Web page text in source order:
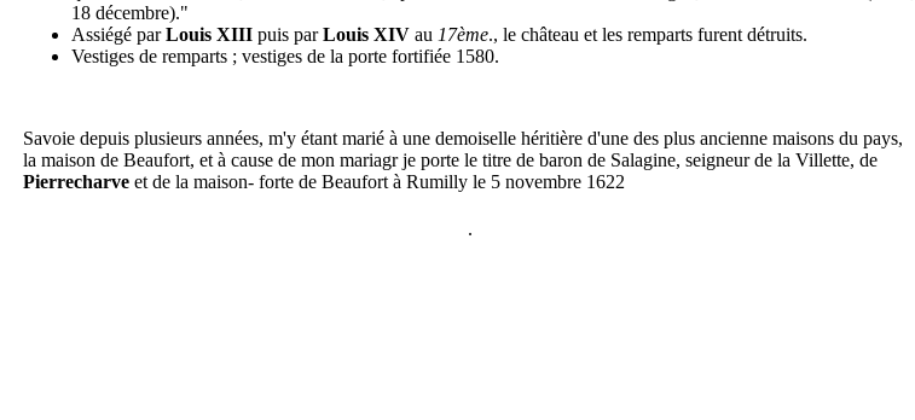
18 décembre)."
Assiégé parLouis XIII puis parLouis XIV au 17ème., le château et les remparts furent détruits.
Vestiges de remparts ; vestiges de la porte fortifiée 1580.
Savoie depuis plusieurs années, m'y étant marié à une demoiselle héritière d'une des plus ancienne maisons du pays,
la maison de Beaufort, et à cause de mon mariagr je porte le titre de baron de Salagine, seigneur de la Villette, de
Pierrecharve et de la maison- forte de Beaufort à Rumilly le 5 novembre 1622
.